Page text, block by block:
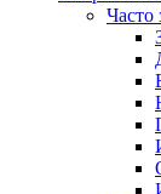
Часто